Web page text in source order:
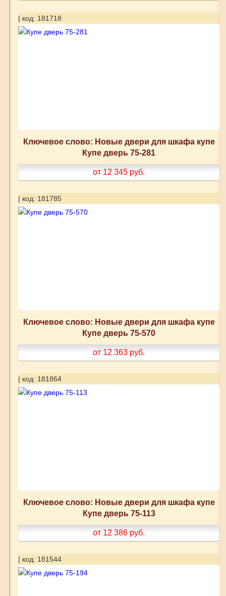
| код: 181718
Ключевое слово: Новые двери для шкафа купе
Купе дверь 75-281
от 12 345 руб.
| код: 181785
Ключевое слово: Новые двери для шкафа купе
Купе дверь 75-570
от 12 363 руб.
| код: 181864
Ключевое слово: Новые двери для шкафа купе
Купе дверь 75-113
от 12 386 руб.
| код: 181544